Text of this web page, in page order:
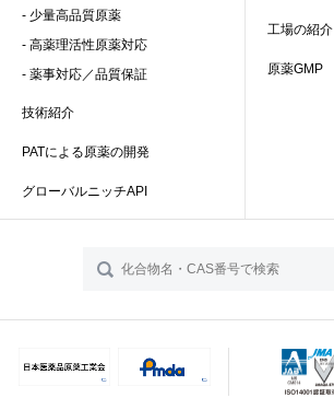
- 少量高品質原薬
- 高薬理活性原薬対応
- 薬事対応／品質保証
技術紹介
PATによる原薬の開発
グローバルニッチAPI
工場の紹介
原薬GMP